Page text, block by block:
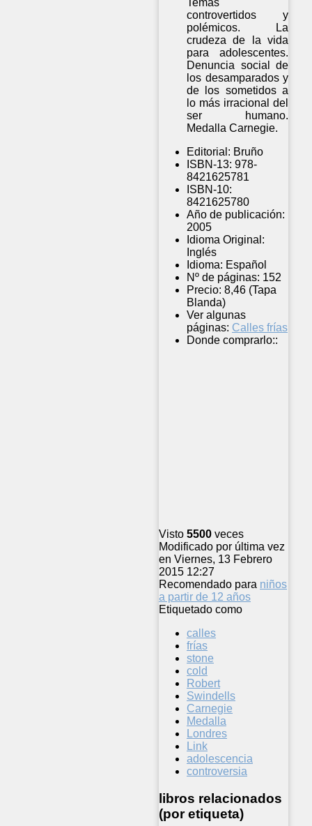
Temas
controvertidos y
polémicos. La
crudeza de la vida
para adolescentes.
Denuncia social de
los desamparados y
de los sometidos a
lo más irracional del
ser humano.
Medalla Carnegie.
Editorial: Bruño
ISBN-13: 978-
8421625781
ISBN-10:
8421625780
Año de publicación:
2005
Idioma Original:
Inglés
Idioma: Español
Nº de páginas: 152
Precio: 8,46 (Tapa
Blanda)
Ver algunas
páginas: Calles frías
Donde comprarlo::
Visto 5500 veces
Modificado por última vez
en Viernes, 13 Febrero
2015 12:27
Recomendado para niños
a partir de 12 años
Etiquetado como
calles
frías
stone
cold
Robert
Swindells
Carnegie
Medalla
Londres
Link
adolescencia
controversia
libros relacionados
(por etiqueta)